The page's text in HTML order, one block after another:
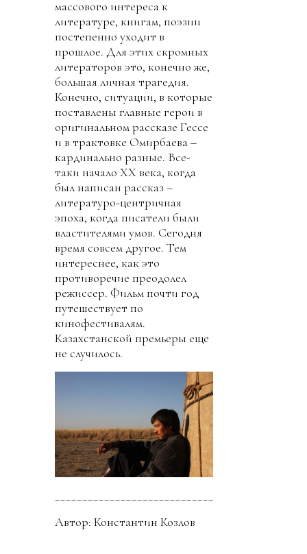
массового интереса к
литературе, книгам, поэзии
постепенно уходит в
прошлое. Для этих скромных
литераторов это, конечно же,
большая личная трагедия.
Конечно, ситуации, в которые
поставлены главные герои в
оригинальном рассказе Гессе
и в трактовке Омирбаева –
кардинально разные. Все-
таки начало ХХ века, когда
был написан рассказ –
литературо-центричная
эпоха, когда писатели были
властителями умов. Сегодня
время совсем другое. Тем
интереснее, как это
противоречие преодолел
режиссер. Фильм почти год
путешествует по
кинофестивалям.
Казахстанской премьеры еще
не случилось.
Автор: Константин Козлов